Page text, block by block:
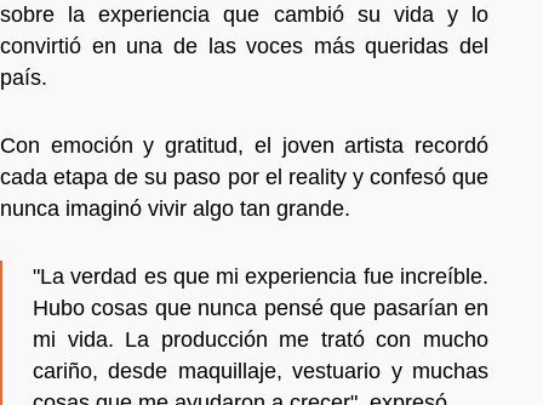
sobre la experiencia que cambió su vida y lo
convirtió en una de las voces más queridas del
país.
Con emoción y gratitud, el joven artista recordó
cada etapa de su paso por el reality y confesó que
nunca imaginó vivir algo tan grande.
"La verdad es que mi experiencia fue increíble.
Hubo cosas que nunca pensé que pasarían en
mi vida. La producción me trató con mucho
cariño, desde maquillaje, vestuario y muchas